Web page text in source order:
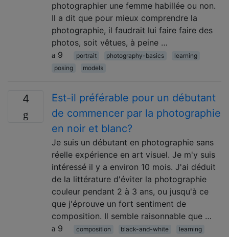
photographier une femme habillée ou non.
Il a dit que pour mieux comprendre la
photographie, il faudrait lui faire faire des
photos, soit vêtues, à peine …
9
portrait photography-basics
learning
posing
models
4
Est-il préférable pour un débutant
de commencer par la photographie
en noir et blanc?
Je suis un débutant en photographie sans
réelle expérience en art visuel. Je m'y suis
intéressé il y a environ 10 mois. J'ai déduit
de la littérature d'éviter la photographie
couleur pendant 2 à 3 ans, ou jusqu'à ce
que j'éprouve un fort sentiment de
composition. Il semble raisonnable que …
9
composition black-and-white
learning